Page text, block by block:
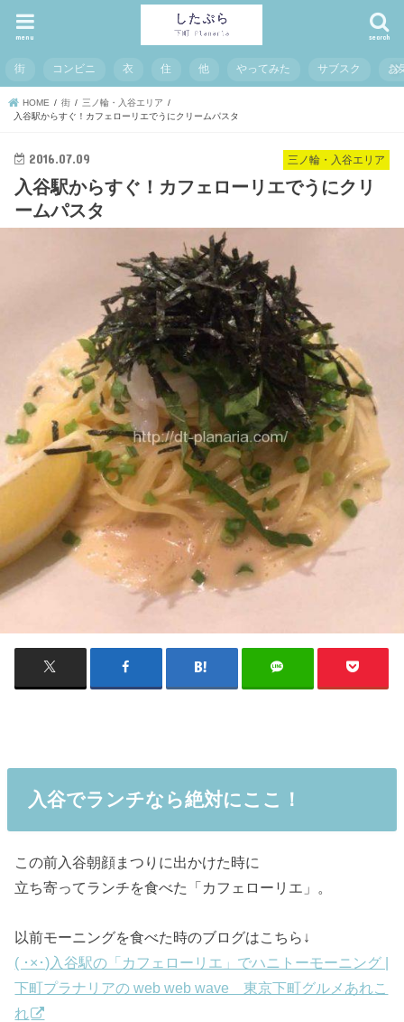
search
menu
街 コンビニ 衣 住 他 やってみた サブスク お
HOME 街
三ノ輪・入谷エリア
入谷駅からすぐ！カフェローリエでうにクリームパスタ
三ノ輪・入谷エリア
2016.07.09
入谷駅からすぐ！カフェローリエでうにクリ
ームパスタ
入谷でランチなら絶対にここ！
この前入谷朝顔まつりに出かけた時に
立ち寄ってランチを食べた「カフェローリエ」。
以前モーニングを食べた時のブログはこちら↓
( ･×･)入谷駅の「カフェローリエ」でハニトーモーニング |
下町プラナリアの web web wave 東京下町グルメあれこ
れ